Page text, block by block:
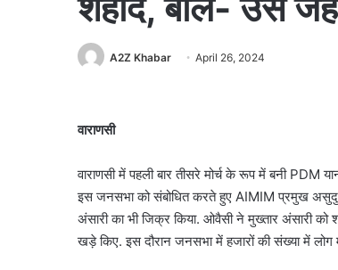
A2Z Khabar April 26, 2024
वाराणसी
वाराणसी में पहली बार तीसरे मोर्च के रूप में बनी
इस जनसभा को संबोधित करते हुए AIMIM प्रमुख
अंसारी का भी जिक्र किया. ओवैसी ने मुख्तार अंसारी को
खड़े किए. इस दौरान जनसभा में हजारों की संख्या में